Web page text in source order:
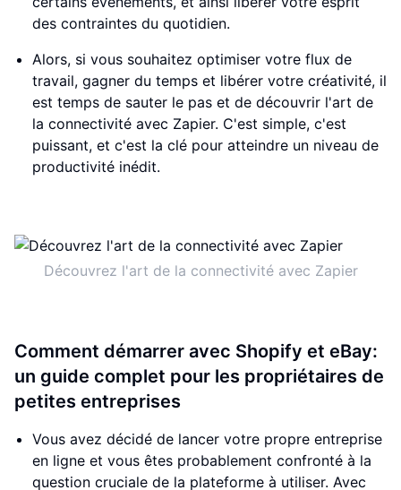
des contraintes du quotidien.
Alors, si vous souhaitez optimiser votre flux de
travail, gagner du temps et libérer votre créativité, il
est temps de sauter le pas et de découvrir l'art de
la connectivité avec Zapier. C'est simple, c'est
puissant, et c'est la clé pour atteindre un niveau de
productivité inédit.
Découvrez l'art de la connectivité avec Zapier
Comment démarrer avec Shopify et eBay:
un guide complet pour les propriétaires de
petites entreprises
Vous avez décidé de lancer votre propre entreprise
en ligne et vous êtes probablement confronté à la
question cruciale de la plateforme à utiliser. Avec